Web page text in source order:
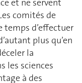
comités de
d’effectuer
plus qu’en
la
les sciences
à des